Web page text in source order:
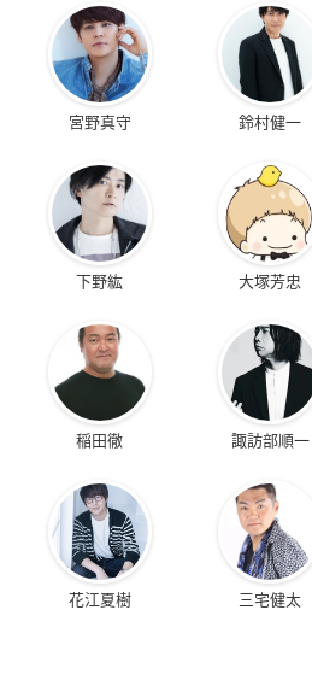
宮野真守 鈴村健一
下野紘 大塚芳忠
稲田徹 諏訪部順一
花江夏樹 三宅健太